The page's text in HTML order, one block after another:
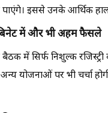
इससे उनके आर्थिक
में और भी अहम फैसले
में सिर्फ निशुल्क
योजनाओं पर भी चर्चा